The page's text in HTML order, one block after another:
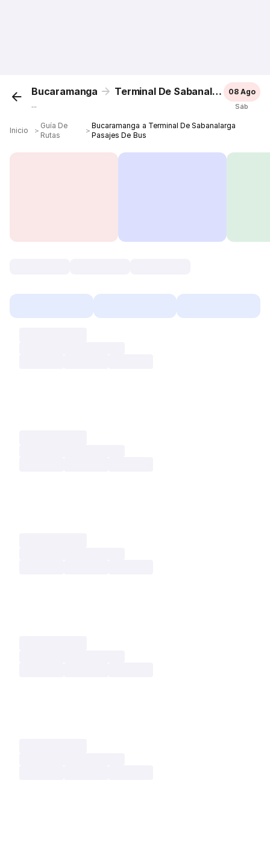
Bucaramanga Terminal De Sabanalarga
...
08 Ago
Sáb
Inicio ＞
Guía De
Rutas
＞
Bucaramanga a Terminal De Sabanalarga
Pasajes De Bus